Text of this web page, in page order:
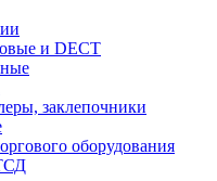
и DECT
заклепочники
оборудования